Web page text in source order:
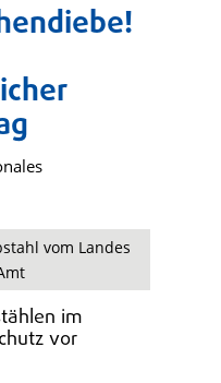
vom Landes
im
vor